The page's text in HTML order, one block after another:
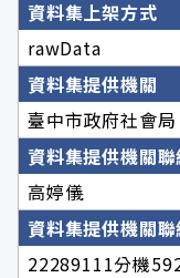
資料集上架方式
rawData
資料集提供機關
臺中市政府社會局
資料集提供機關聯
高婷儀
資料集提供機關
22289111分機